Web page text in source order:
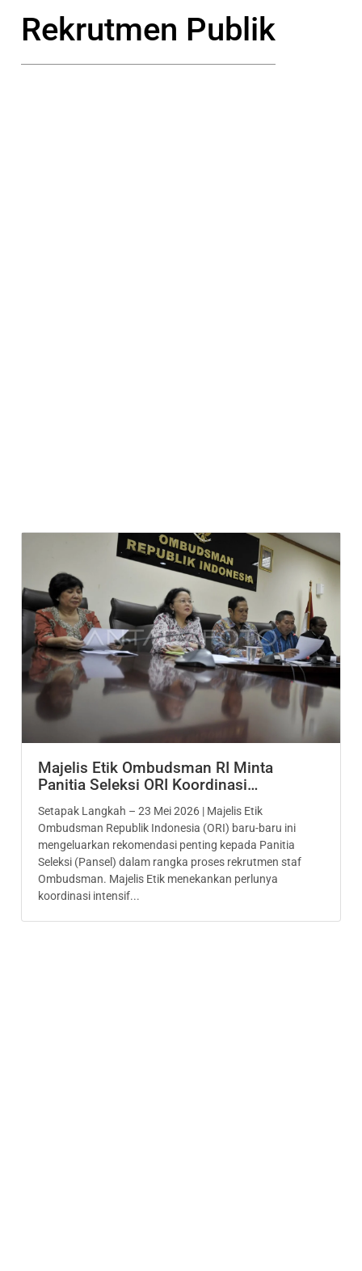
Rekrutmen Publik
Majelis Etik Ombudsman RI Minta
Panitia Seleksi ORI Koordinasi…
Setapak Langkah – 23 Mei 2026 | Majelis Etik
Ombudsman Republik Indonesia (ORI) baru-baru ini
mengeluarkan rekomendasi penting kepada Panitia
Seleksi (Pansel) dalam rangka proses rekrutmen staf
Ombudsman. Majelis Etik menekankan perlunya
koordinasi intensif...